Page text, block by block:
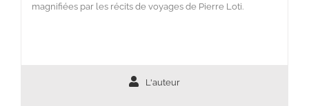
magnifiées par les récits de voyages de Pierre Loti.
L'auteur